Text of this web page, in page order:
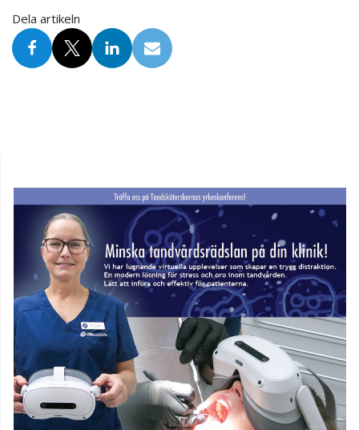
Dela artikeln